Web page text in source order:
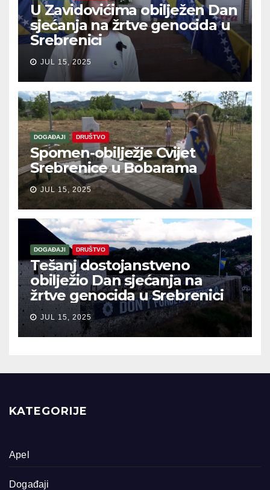
U Zavidovićima obilježen Dan
sjećanja na žrtve genocida u
Srebrenici
JUL 15, 2025
DOGAĐAJI DRUŠTVO
Spomen-obilježje Cvijet
Srebrenice u Bobarama
JUL 15, 2025
DOGAĐAJI DRUŠTVO
Tešanj dostojanstveno
obilježio Dan sjećanja na
žrtve genocida u Srebrenici
JUL 15, 2025
KATEGORIJE
Apel
Događaji